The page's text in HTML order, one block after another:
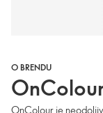
O BRENDU
OnColour je